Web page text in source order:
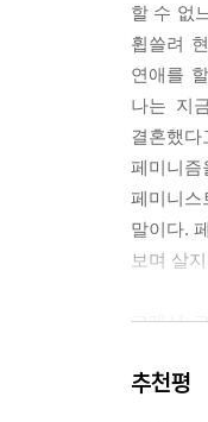
아주 친
스를 하
않도록
니까 그
--- 「욕망
할 수 없
휩쓸려
연애를
나는 지
결혼했
페미니
페미니
말이다.
보며 살
그래서
뭐길래,
추천평